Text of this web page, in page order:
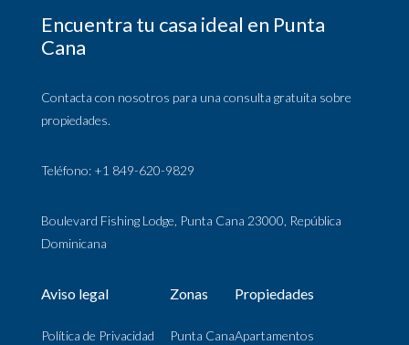
Encuentra tu casa ideal en Punta
Cana
Contacta con nosotros para una consulta gratuita sobre
propiedades.
Teléfono: +1 849-620-9829
Boulevard Fishing Lodge, Punta Cana 23000, República
Dominicana
Aviso legal
Política de Privacidad
Zonas
Punta Cana
Propiedades
Apartamentos